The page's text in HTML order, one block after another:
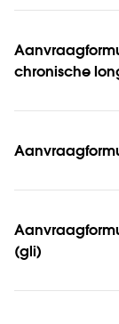
chronische
(gli)